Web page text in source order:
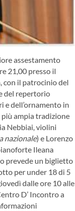
assestamento
21,00 presso il
con il patrocinio del
del repertorio
e dell’ornamento in
più ampia tradizione
Nebbiai, violini
nazionale) e Lorenzo
Ileana
prevede un biglietto
per under 18 di 5
dalle ore 10 alle
D’ Incontro a